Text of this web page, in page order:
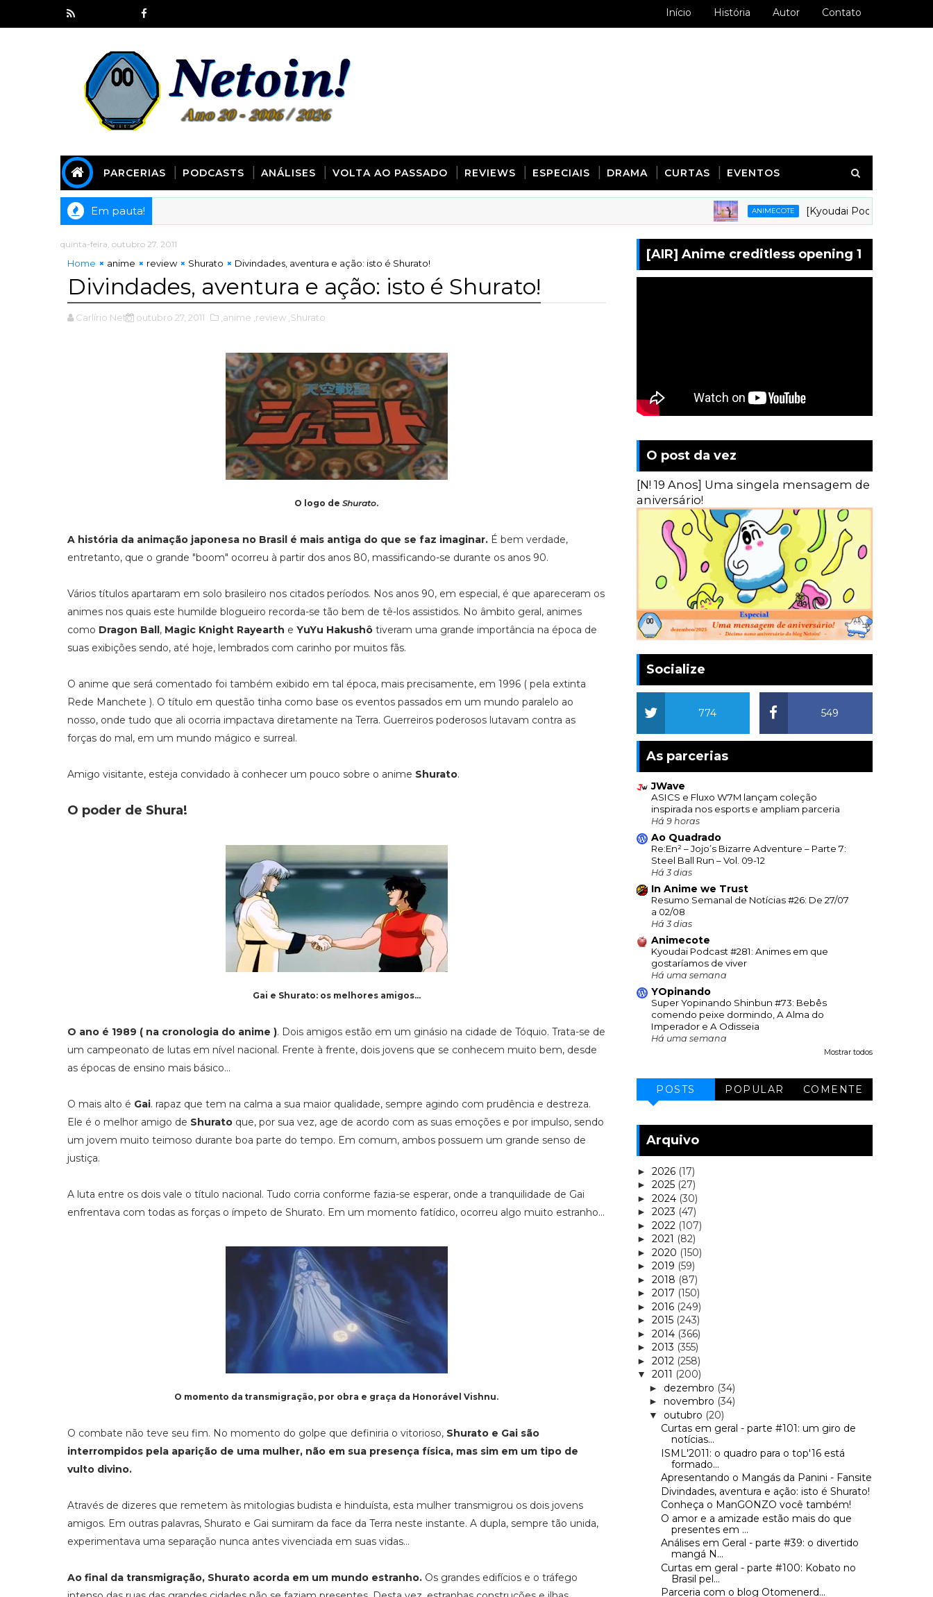
Início História Autor Contato
PARCERIAS PODCASTS ANÁLISES VOLTA AO PASSADO REVIEWS ESPECIAIS DRAMA CURTAS EVENTOS
Em pauta! ANIMECOTE [Kyoudai Podcast 281] Animes
quinta-feira, outubro 27, 2011
Home anime review Shurato Divindades, aventura e ação: isto é Shurato!
Divindades, aventura e ação: isto é Shurato!
Carlírio Neto outubro 27, 2011 ,anime ,review ,Shurato
O logo deShurato.
A história da animação japonesa no Brasil é mais antiga do que se faz imaginar. É bem verdade,
entretanto, que o grande "boom" ocorreu à partir dos anos 80, massificando-se durante os anos 90.
Vários títulos apartaram em solo brasileiro nos citados períodos. Nos anos 90, em especial, é que apareceram os
animes nos quais este humilde blogueiro recorda-se tão bem de tê-los assistidos. No âmbito geral, animes
como Dragon Ball, Magic Knight Rayearth e YuYu Hakushô tiveram uma grande importância na época de
suas exibições sendo, até hoje, lembrados com carinho por muitos fãs.
O anime que será comentado foi também exibido em tal época, mais precisamente, em 1996 ( pela extinta
Rede Manchete ). O título em questão tinha como base os eventos passados em um mundo paralelo ao
nosso, onde tudo que ali ocorria impactava diretamente na Terra. Guerreiros poderosos lutavam contra as
forças do mal, em um mundo mágico e surreal.
Amigo visitante, esteja convidado à conhecer um pouco sobre o anime Shurato.
O poder de Shura!
Gai e Shurato: os melhores amigos...
O ano é 1989 ( na cronologia do anime ). Dois amigos estão em um ginásio na cidade de Tóquio. Trata-se de
um campeonato de lutas em nível nacional. Frente à frente, dois jovens que se conhecem muito bem, desde
as épocas de ensino mais básico...
O mais alto é Gai. rapaz que tem na calma a sua maior qualidade, sempre agindo com prudência e destreza.
Ele é o melhor amigo de Shurato que, por sua vez, age de acordo com as suas emoções e por impulso, sendo
um jovem muito teimoso durante boa parte do tempo. Em comum, ambos possuem um grande senso de
justiça.
A luta entre os dois vale o título nacional. Tudo corria conforme fazia-se esperar, onde a tranquilidade de Gai
enfrentava com todas as forças o ímpeto de Shurato. Em um momento fatídico, ocorreu algo muito estranho...
O momento da transmigração, por obra e graça da Honorável Vishnu.
O combate não teve seu fim. No momento do golpe que definiria o vitorioso, Shurato e Gai são
interrompidos pela aparição de uma mulher, não em sua presença física, mas sim em um tipo de
vulto divino.
Através de dizeres que remetem às mitologias budista e hinduísta, esta mulher transmigrou os dois jovens
amigos. Em outras palavras, Shurato e Gai sumiram da face da Terra neste instante. A dupla, sempre tão unida,
experimentava uma separação nunca antes vivenciada em suas vidas...
Ao final da transmigração, Shurato acorda em um mundo estranho. Os grandes edifícios e o tráfego
[AIR] Anime creditless opening 1
O post da vez
[N! 19 Anos] Uma singela mensagem de
aniversário!
Socialize
549
774
As parcerias
JWave
ASICS e Fluxo W7M lançam coleção
inspirada nos esports e ampliam parceria
Há 9 horas
Ao Quadrado
Re:En² – Jojo’s Bizarre Adventure – Parte 7:
Steel Ball Run – Vol. 09-12
Há 3 dias
In Anime we Trust
Resumo Semanal de Notícias #26: De 27/07
a 02/08
Há 3 dias
Animecote
Kyoudai Podcast #281: Animes em que
gostaríamos de viver
Há uma semana
YOpinando
Super Yopinando Shinbun #73: Bebês
comendo peixe dormindo, A Alma do
Imperador e A Odisseia
Há uma semana
Mostrar todos
POSTS POPULAR COMENTE
Arquivo
► 2026 (17)
► 2025 (27)
► 2024 (30)
► 2023 (47)
► 2022 (107)
► 2021 (82)
► 2020 (150)
► 2019 (59)
► 2018 (87)
► 2017 (150)
► 2016 (249)
► 2015 (243)
► 2014 (366)
► 2013 (355)
► 2012 (258)
▼ 2011 (200)
► dezembro (34)
► novembro (34)
▼ outubro (20)
Curtas em geral - parte #101: um giro de
notícias...
ISML'2011: o quadro para o top'16 está
formado...
Apresentando o Mangás da Panini - Fansite
Divindades, aventura e ação: isto é Shurato!
Conheça o ManGONZO você também!
O amor e a amizade estão mais do que
presentes em ...
Análises em Geral - parte #39: o divertido
mangá N...
Curtas em geral - parte #100: Kobato no
Brasil pel...
Parceria com o blog Otomenerd...